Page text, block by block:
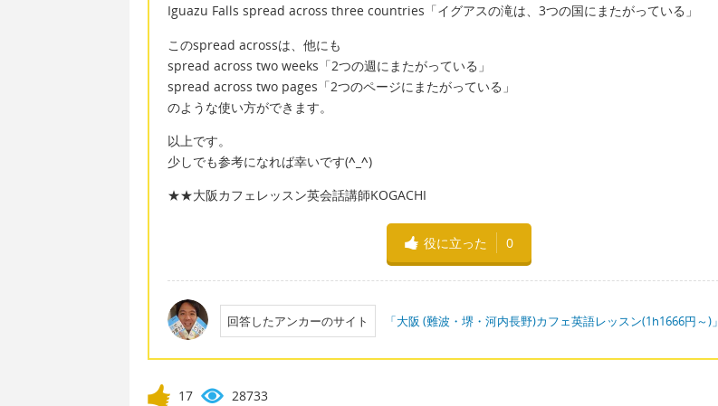
Iguazu Falls spread across three countries「イグアスの滝は、3つの国にまたがっている」
このspread acrossは、他にも
spread across two weeks「2つの週にまたがっている」
spread across two pages「2つのページにまたがっている」
のような使い方ができます。
以上です。
少しでも参考になれば幸いです(^_^)
★★大阪カフェレッスン英会話講師KOGACHI
役に立った 0
回答したアンカーのサイト 「大阪 (難波・堺・河内長野)カフェ英語レッスン(1h1666円～)」
17 28733